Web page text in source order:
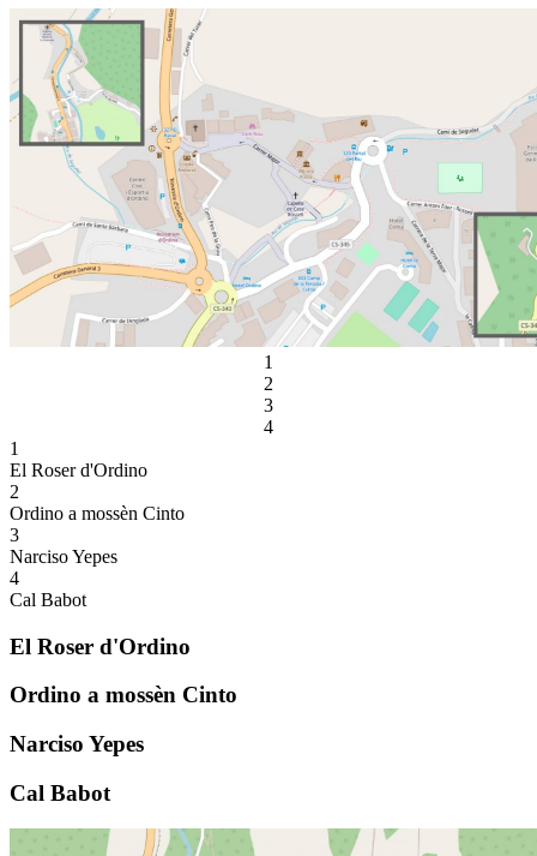
1
2
3
4
1
El Roser d'Ordino
2
Ordino a mossèn Cinto
3
Narciso Yepes
4
Cal Babot
El Roser d'Ordino
Ordino a mossèn Cinto
Narciso Yepes
Cal Babot